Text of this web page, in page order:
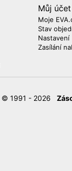
Můj
Moje
Stav
Nastavení
Zasílání
© 1991 - 2026